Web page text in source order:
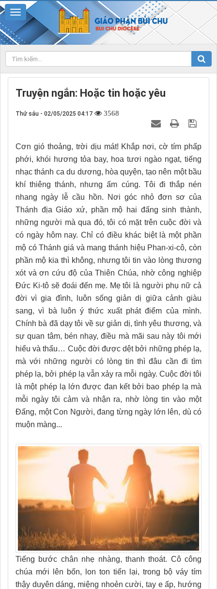
Truyện ngắn: Hoặc tin hoặc yêu
Thứ sáu - 02/05/2025 04:17 3568
Cơn gió thoảng, trời dịu mát! Khắp nơi, cờ tím phấp
phới, khói hương tỏa bay, hoa tươi ngào ngạt, tiếng
nhạc thánh ca du dương, hòa quyện, tạo nên một bầu
khí thiêng thánh, nhưng ấm cúng. Tôi đi thắp nén
nhang ngày lễ cầu hồn. Nơi góc nhỏ đơn sơ của
Thánh địa Giáo xứ, phần mộ hai đấng sinh thành,
những người mà qua đó, tôi có mặt trên cuộc đời và
có ngày hôm nay. Chỉ có điều khác biệt là một phần
mộ có Thánh giá và mang thánh hiệu Phan-xi-cô, còn
phần mộ kia thì không, nhưng tôi tin vào lòng thương
xót và ơn cứu độ của Thiên Chúa, nhờ công nghiệp
Đức Ki-tô sẽ đoái đến mẹ. Mẹ tôi là người phụ nữ cả
đời vì gia đình, luôn sống giản dị giữa cảnh giàu
sang, vì bà luôn ý thức xuất phát điểm của mình.
Chính bà đã dạy tôi về sự giản dị, tình yêu thương, và
sự quan tâm, bén nhạy, điều mà mãi sau này tôi mới
hiểu và thấu… Cuộc đời được dệt bởi những phép lạ,
mà với những người có lòng tin thì đâu cần đi tìm
phép lạ, bởi phép lạ vẫn xảy ra mỗi ngày. Cuộc đời tôi
là một phép lạ lớn được đan kết bởi bao phép lạ mà
mỗi ngày tôi cảm và nhận ra, nhờ lòng tin vào một
Đấng, một Con Người, đang từng ngày lớn lên, dù có
muộn màng...
Tiếng bước chân nhẹ nhàng, thanh thoát. Cô công
chúa mới lên bốn, lon ton tiến lại, trong bộ váy tím
thậy duyên dáng, miệng nhoẻn cười, tay e ấp, hướng